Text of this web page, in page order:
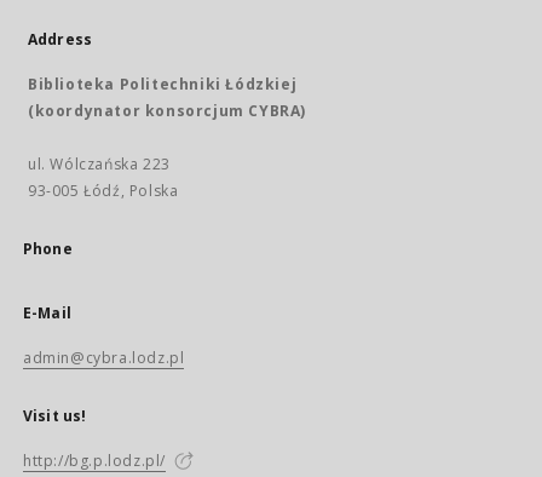
Address
Biblioteka Politechniki Łódzkiej
(koordynator konsorcjum CYBRA)
ul. Wólczańska 223
93-005 Łódź, Polska
Phone
E-Mail
admin@cybra.lodz.pl
Visit us!
http://bg.p.lodz.pl/